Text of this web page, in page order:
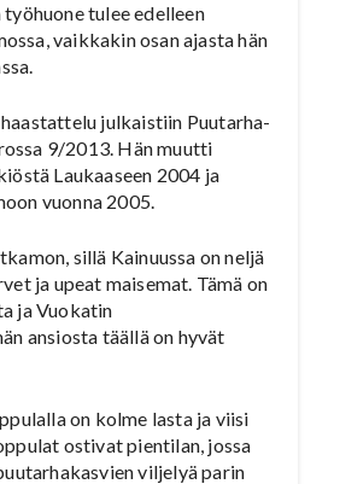
työhuone tulee edelleen
vaikkakin osan ajasta hän
julkaistiin Puutarha-
9/2013. Hän muutti
Laukaaseen 2004 ja
vuonna 2005.
sillä Kainuussa on neljä
ja upeat maisemat. Tämä on
ja Vuokatin
ansiosta täällä on hyvät
on kolme lasta ja viisi
ostivat pientilan, jossa
viljelyä parin